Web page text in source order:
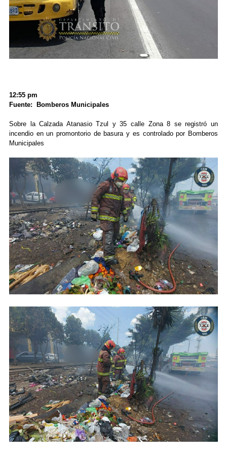
12:55 pm
Fuente: Bomberos Municipales
Sobre la Calzada Atanasio Tzul y 35 calle Zona 8 se registró un
incendio en un promontorio de basura y es controlado por Bomberos
Municipales